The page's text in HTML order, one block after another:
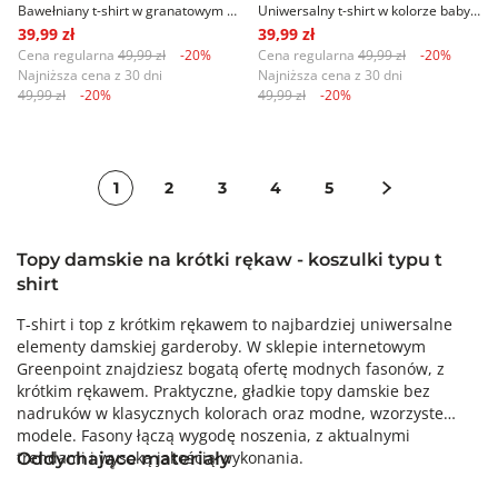
Bawełniany t-shirt w granatowym kolorze
39,99 zł
Cena regularna 49,99 zł
-20%
Najniższa cena z 30 dni
49,99 zł
-20%
Uniwersalny t-shirt w kolorze baby blue
39,99 zł
Cena regularna 49,99 zł
-20%
Najniższa cena z 30 dni
49,99 zł
-20%
1 2 3 4 5
Topy damskie na krótki rękaw - koszulki typu t
shirt
T-shirt i top z krótkim rękawem to najbardziej uniwersalne
elementy damskiej garderoby. W sklepie internetowym
Greenpoint znajdziesz bogatą ofertę modnych fasonów, z
krótkim rękawem. Praktyczne, gładkie topy damskie bez
nadruków w klasycznych kolorach oraz modne, wzorzyste
modele. Fasony łączą wygodę noszenia, z aktualnymi
trendami i wysoką jakością wykonania.
Oddychające materiały